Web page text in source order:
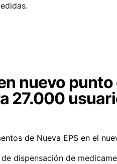
nuevo
27.000
dispensación de